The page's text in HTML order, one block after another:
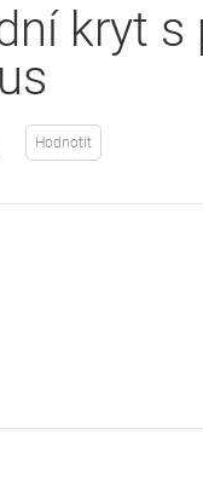
kryt
Hodnotit